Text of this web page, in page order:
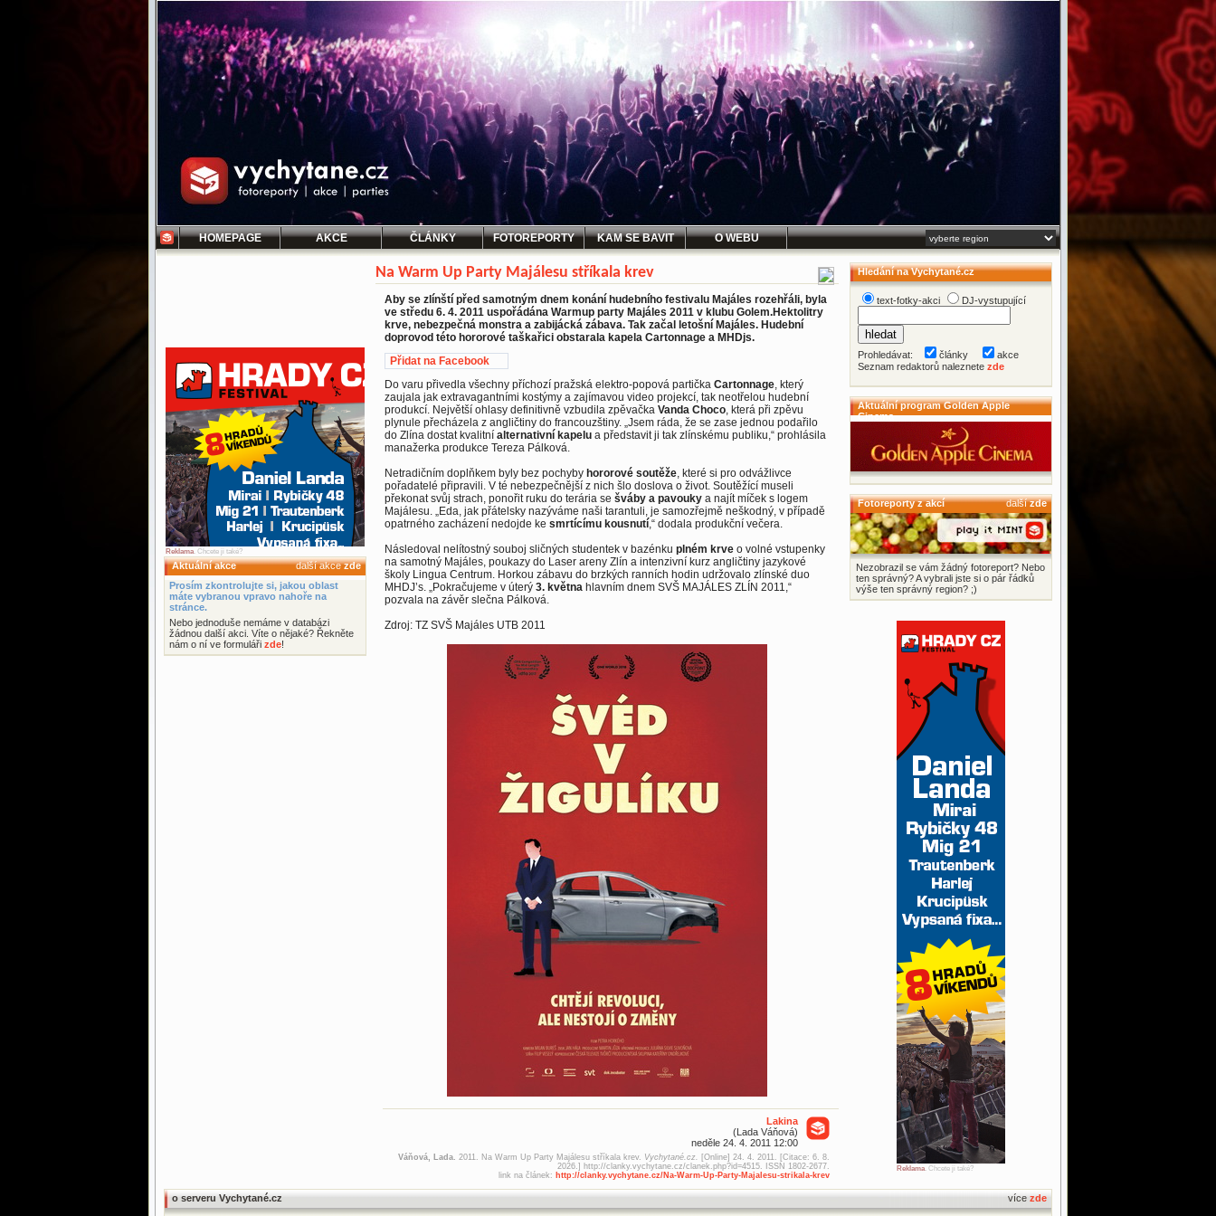
HOMEPAGE AKCE ČLÁNKY FOTOREPORTY KAM SE BAVIT O WEBU
Reklama. Chcete ji také?
Aktuální akce další akcezde
Prosím zkontrolujte si, jakou oblast
máte vybranou vpravo nahoře na
stránce.
Nebo jednoduše nemáme v databázi
žádnou další akci. Víte o nějaké? Řekněte
nám o ní ve formuláři zde!
Na Warm Up Party Majálesu stříkala krev
Aby se zlínští před samotným dnem konání hudebního festivalu Majáles rozehřáli, byla
ve středu 6. 4. 2011 uspořádána Warmup party Majáles 2011 v klubu Golem.Hektolitry
krve, nebezpečná monstra a zabijácká zábava. Tak začal letošní Majáles. Hudební
doprovod této hororové taškařici obstarala kapela Cartonnage a MHDjs.
Přidat na Facebook
Do varu přivedla všechny příchozí pražská elektro-popová partička Cartonnage, který
zaujala jak extravagantními kostýmy a zajímavou video projekcí, tak neotřelou hudební
produkcí. Největší ohlasy definitivně vzbudila zpěvačka Vanda Choco, která při zpěvu
plynule přecházela z angličtiny do francouzštiny. „Jsem ráda, že se zase jednou podařilo
do Zlína dostat kvalitní alternativní kapelu a představit ji tak zlínskému publiku,“ prohlásila
manažerka produkce Tereza Pálková.
Netradičním doplňkem byly bez pochyby hororové soutěže, které si pro odvážlivce
pořadatelé připravili. V té nebezpečnější z nich šlo doslova o život. Soutěžící museli
překonat svůj strach, ponořit ruku do terária se šváby a pavouky a najít míček s logem
Majálesu. „Eda, jak přátelsky nazýváme naši tarantuli, je samozřejmě neškodný, v případě
opatrného zacházení nedojde ke smrtícímu kousnutí,“ dodala produkční večera.
Následoval nelítostný souboj sličných studentek v bazénku plném krve o volné vstupenky
na samotný Majáles, poukazy do Laser areny Zlín a intenzivní kurz angličtiny jazykové
školy Lingua Centrum. Horkou zábavu do brzkých ranních hodin udržovalo zlínské duo
MHDJ’s. „Pokračujeme v úterý 3. května hlavním dnem SVŠ MAJÁLES ZLÍN 2011,“
pozvala na závěr slečna Pálková.
Zdroj: TZ SVŠ Majáles UTB 2011
Lakina
(Lada Váňová)
neděle 24. 4. 2011 12:00
Váňová, Lada. 2011. Na Warm Up Party Majálesu stříkala krev. Vychytané.cz. [Online] 24. 4. 2011. [Citace: 6. 8.
2026.] http://clanky.vychytane.cz/clanek.php?id=4515. ISSN 1802-2677.
link na článek: http://clanky.vychytane.cz/Na-Warm-Up-Party-Majalesu-strikala-krev
Hledání na Vychytané.cz
text-fotky-akci DJ-vystupující
Prohledávat: články
akce
Seznam redaktorů naleznete zde
Aktuální program Golden Apple
Cinema
Fotoreporty z akcí dalšízde
Nezobrazil se vám žádný fotoreport? Nebo
ten správný? A vybrali jste si o pár řádků
výše ten správný region? ;)
Reklama. Chcete ji také?
o serveru Vychytané.cz více zde